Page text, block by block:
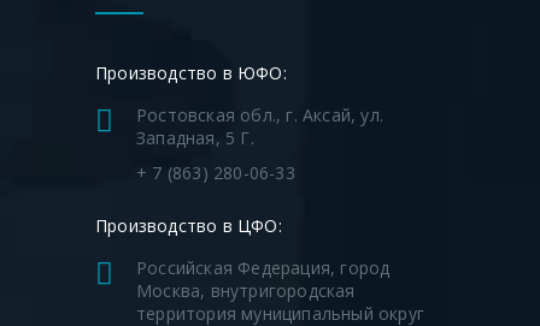
Производство в ЮФО:
Ростовская обл., г. Аксай, ул.
Западная, 5 Г.
+ 7 (863) 280-06-33
Производство в ЦФО:
Российская Федерация, город
Москва, внутригородская
территория муниципальный округ